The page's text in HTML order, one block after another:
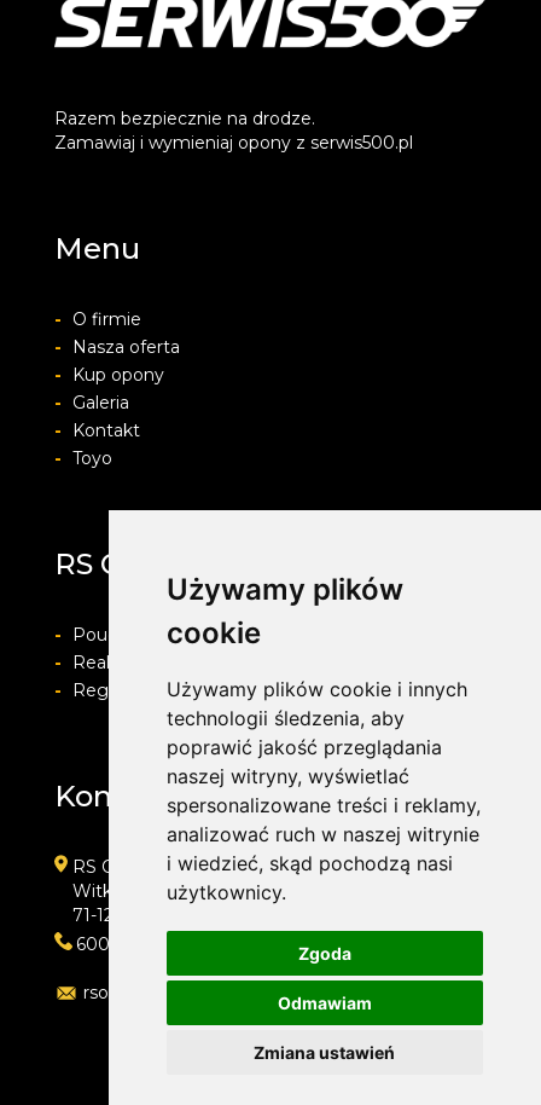
Używamy plików
cookie
Używamy plików cookie i innych
technologii śledzenia, aby
poprawić jakość przeglądania
naszej witryny, wyświetlać
spersonalizowane treści i reklamy,
analizować ruch w naszej witrynie
i wiedzieć, skąd pochodzą nasi
użytkownicy.
Zgoda
Odmawiam
Zmiana ustawień
Razem bezpiecznie na drodze.
Zamawiaj i wymieniaj opony z serwis500.pl
Menu
-
O firmie
-
Nasza oferta
-
Kup opony
-
Galeria
-
Kontakt
- Toyo
RS OPONY
-
Pouczenie o prawie do odstapienia od umowy
-
Realizacja zamówienia i formy płatności
-
Regulamin i Polityka prywatności
Kontakt
RS OPONY
Witkiewicza, Targowisko Kalinka Paw. 9
71-125 Szczecin
600456661
rsopony@o2.pl